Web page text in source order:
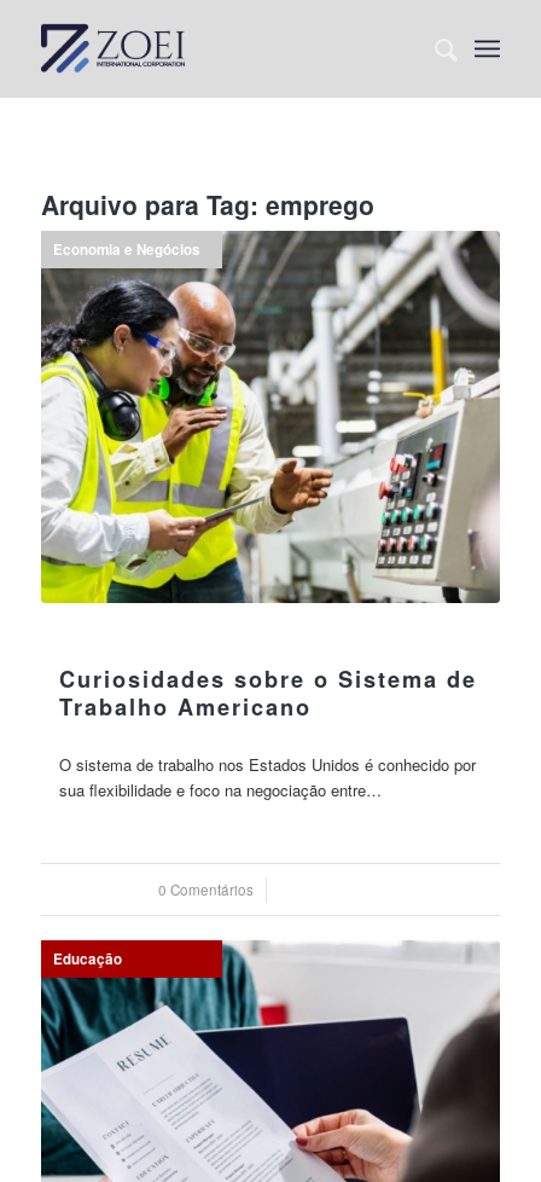
Arquivo para Tag: emprego
Economia e Negócios
Curiosidades sobre o Sistema de
Trabalho Americano
O sistema de trabalho nos Estados Unidos é conhecido por
sua flexibilidade e foco na negociação entre…
0 Comentários
/
Educação